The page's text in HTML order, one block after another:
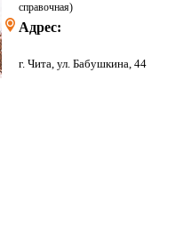
справочная)
Адрес:
г. Чита, ул. Бабушкина, 44